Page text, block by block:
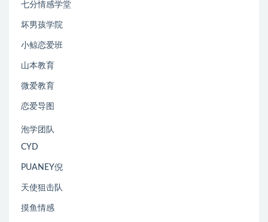
七分情感学堂
坏男孩学院
小鲸恋爱班
山本教育
微爱教育
恋爱导图
泡学团队
CYD
PUANEY倪
天使狙击队
摸鱼情感